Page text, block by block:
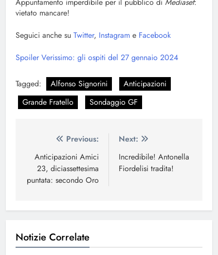
Appuntamento imperdibile per il pubblico di Mediaset:
vietato mancare!
Seguici anche su Twitter, Instagram e Facebook
Spoiler Verissimo: gli ospiti del 27 gennaio 2024
Tagged: Alfonso Signorini
Anticipazioni
Grande Fratello
Sondaggio GF
Navigazione
articoli
Previous:
Anticipazioni Amici
23, diciassettesima
puntata: secondo Oro
Next:
Incredibile! Antonella
Fiordelisi tradita!
Notizie Correlate